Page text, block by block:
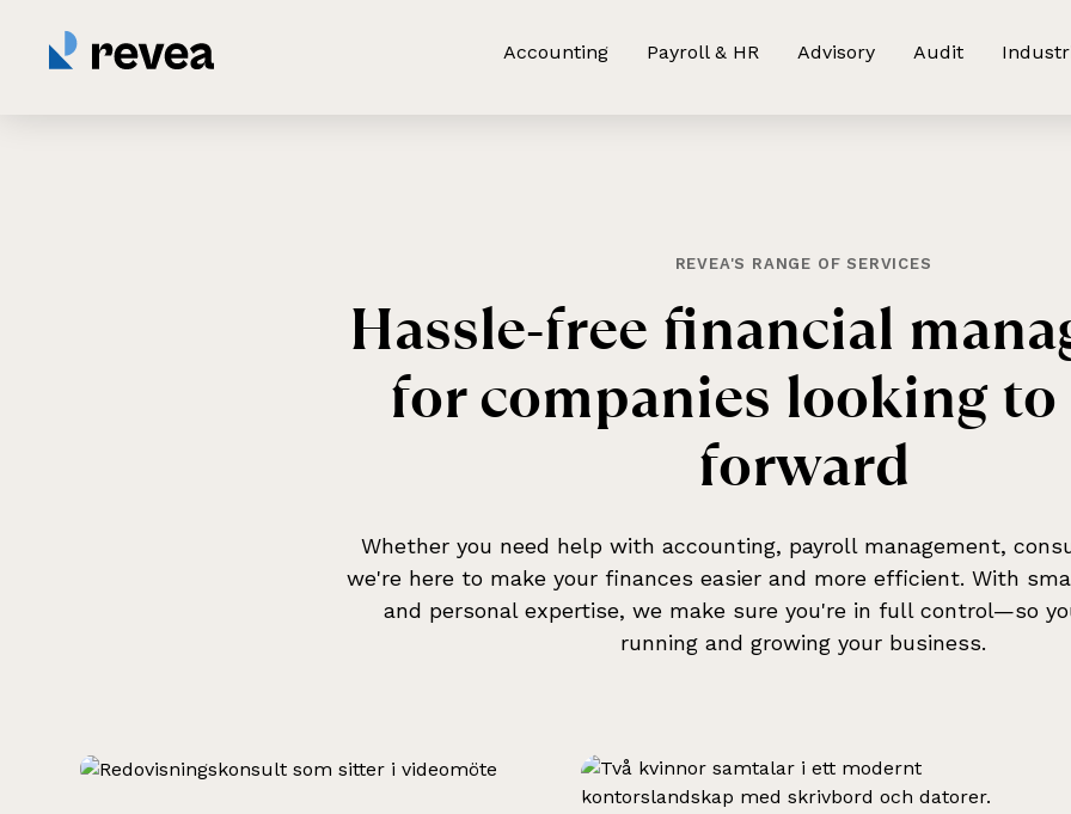
Accounting Payroll & HR Advisory Audit
REVEA'S RANGE OF SERVICES
Hassle-free financial
for companies looking to
forward
Whether you need help with accounting, payroll management,
we're here to make your finances easier and more efficient. With
and personal expertise, we make sure you're in full control—so
running and growing your business.